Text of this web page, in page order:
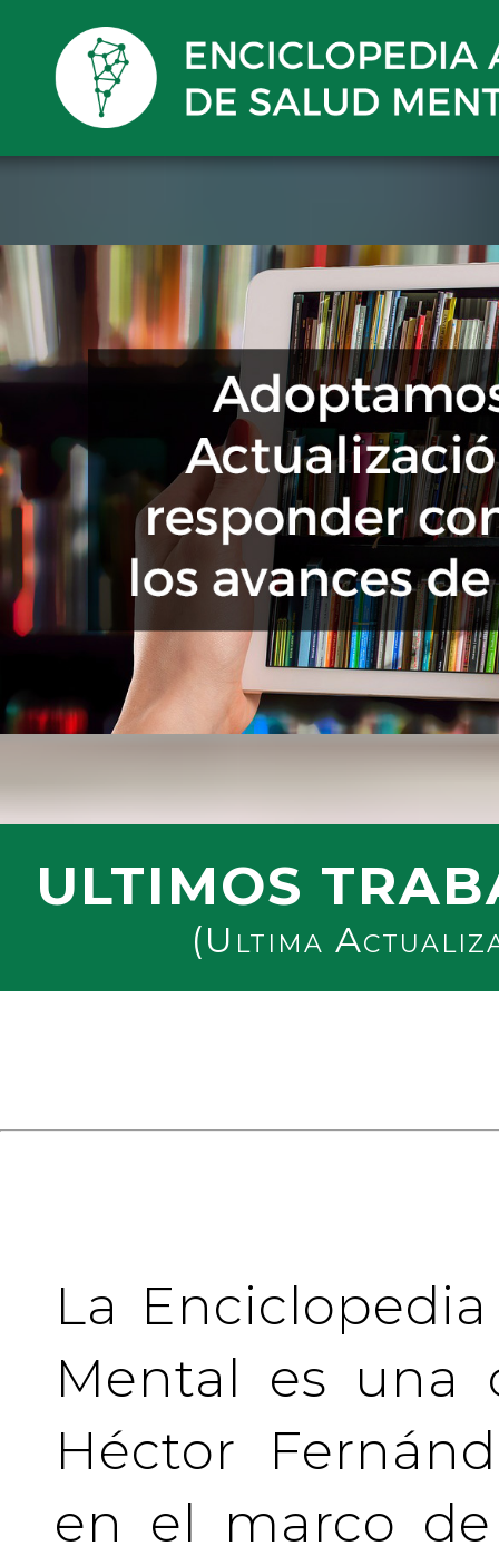
ULTIMOS
(Ultima
La
Mental es una
Héctor
en el marco